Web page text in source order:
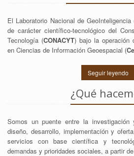
El Laboratorio Nacional de GeoInteligencia
de carácter científico-tecnológico del
Tecnología (CONACYT) bajo la operación
en Ciencias de Información Geoespacial (
Seguir leyendo
¿Qué
Somos un puente entre la
diseño, desarrollo, implementación y
servicios con base científica y
demandas y prioridades sociales, a partir